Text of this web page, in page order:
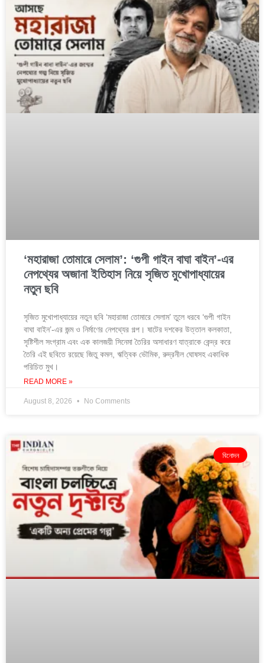
‘মহারাজা তোমারে সেলাম’: ‘গুপী গাইন বাঘা বাইন’-এর
নেপথ্যের অজানা ইতিহাস নিয়ে সৃজিত মুখোপাধ্যায়ের
নতুন ছবি
সৃজিত মুখোপাধ্যায়ের নতুন ছবি ‘মহারাজা তোমারে সেলাম’ তুলে ধরবে ‘গুপী গাইন
বাঘা বাইন’-এর জন্ম ও নির্মাণের নেপথ্যের গল্প। ষাটের দশকের উত্তাল কলকাতা,
সৃষ্টিশীল সংগ্রাম এবং এক কালজয়ী সিনেমা তৈরির অসাধারণ যাত্রাকে কেন্দ্র করে
তৈরি এই ছবিতে রয়েছে জিতু কমল, ঋত্বিক ভৌমিক, রুদ্রনীল ঘোষসহ একাধিক
পরিচিত মুখ।
READ MORE »
August 8, 2026 No Comments
বিনোদন